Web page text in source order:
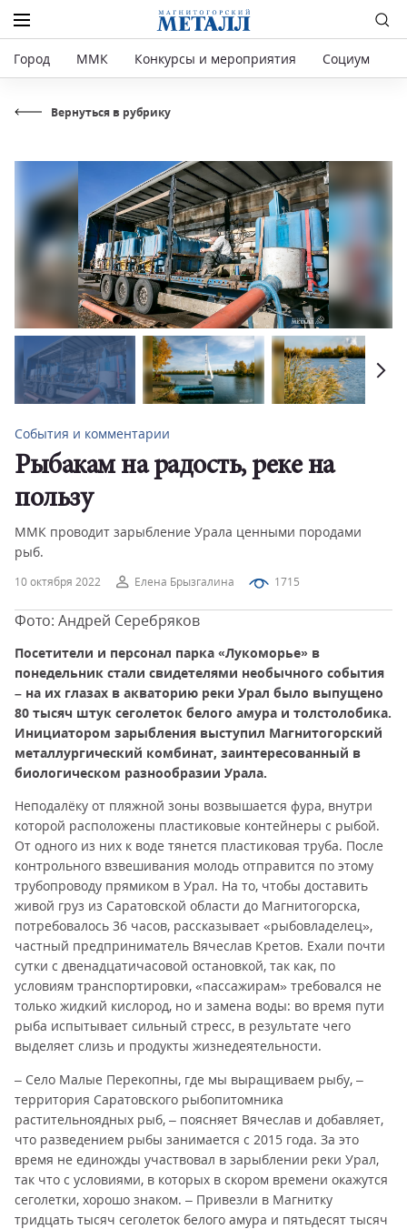
Город ММК Конкурсы и мероприятия Социум
Вернуться в рубрику
10 октября 2022 Елена Брызгалина 1715
События и комментарии
Рыбакам на радость, реке на
пользу
ММК проводит зарыбление Урала ценными породами
рыб.
Фото: Андрей Серебряков
Посетители и персонал парка «Лукоморье» в
понедельник стали свидетелями необычного события
– на их глазах в акваторию реки Урал было выпущено
80 тысяч штук сеголеток белого амура и толстолобика.
Инициатором зарыбления выступил Магнитогорский
металлургический комбинат, заинтересованный в
биологическом разнообразии Урала.
Неподалёку от пляжной зоны возвышается фура, внутри
которой расположены пластиковые контейнеры с рыбой.
От одного из них к воде тянется пластиковая труба. После
контрольного взвешивания молодь отправится по этому
трубопроводу прямиком в Урал. На то, чтобы доставить
живой груз из Саратовской области до Магнитогорска,
потребовалось 36 часов, рассказывает «рыбовладелец»,
частный предприниматель Вячеслав Кретов. Ехали почти
сутки с двенадцатичасовой остановкой, так как, по
условиям транспортировки, «пассажирам» требовался не
только жидкий кислород, но и замена воды: во время пути
рыба испытывает сильный стресс, в результате чего
выделяет слизь и продукты жизнедеятельности.
– Село Малые Перекопны, где мы выращиваем рыбу, –
территория Саратовского рыбопитомника
растительноядных рыб, – поясняет Вячеслав и добавляет,
что разведением рыбы занимается с 2015 года. За это
время не единожды участвовал в зарыблении реки Урал,
так что с условиями, в которых в скором времени окажутся
сеголетки, хорошо знаком. – Привезли в Магнитку
тридцать тысяч сеголеток белого амура и пятьдесят тысяч